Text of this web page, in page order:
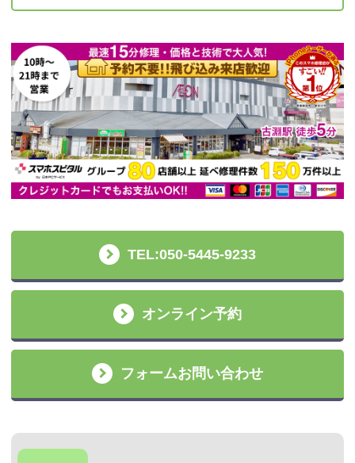
TEL:050-5445-9233
オンライン予約
フォームお問い合わせ